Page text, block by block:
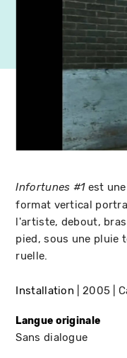
Infortunes #1est une
format vertical
l'artiste, debout,
pied, sous une pluie
ruelle.
Installation 2005
Langue originale
Sans dialogue